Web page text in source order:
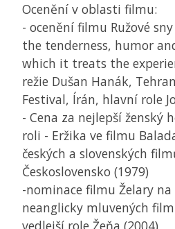
Ocenění v oblasti filmu:
- ocenění filmu Ružové
the tenderness, humor
which it treats the
režie Dušan Hanák,
Festival, Írán, hlavní role
- Cena za nejlepší ženský
roli - Eržika ve filmu
českých a slovenských
Československo (1979)
-nominace filmu Želary
neanglicky mluvených